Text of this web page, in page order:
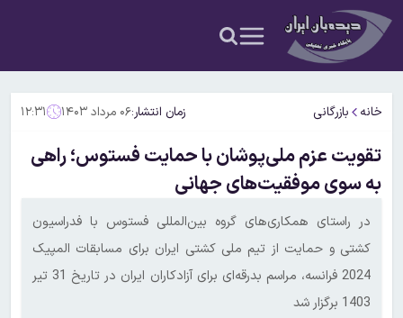
خانه بازرگانی زمان انتشار:۰۶ مرداد ۱۴۰۳ ۱۲:۳۱
تقویت عزم ملی‌پوشان با حمایت فستوس؛ راهی
به سوی موفقیت‌های جهانی
در راستای همکاری‌های گروه بین‌المللی فستوس با فدراسیون
کشتی و حمایت از تیم ملی کشتی ایران برای مسابقات المپیک
2024 فرانسه، مراسم بدرقه‌ای برای آزادکاران ایران در تاریخ 31 تیر
1403 برگزار شد